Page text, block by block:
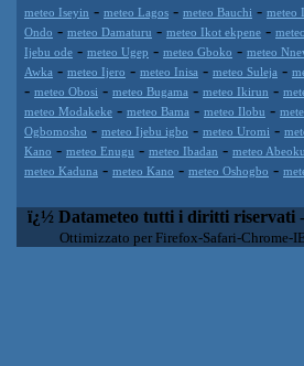
meteo Iseyin - meteo Lagos - meteo Bauchi - meteo
Ondo - meteo Damaturu - meteo Ikot ekpene -
Ijebu ode - meteo Ugep - meteo Gboko - meteo
Awka - meteo Ijero - meteo Inisa - meteo Suleja -
- meteo Obosi - meteo Bugama - meteo Ikirun -
meteo Modakeke - meteo Bama - meteo Ilobu -
Ogbomosho - meteo Ijebu igbo - meteo Uromi -
Kano - meteo Enugu - meteo Ibadan - meteo
meteo Kaduna - meteo Kano - meteo Oshogbo -
ï¿½ Datameteo tutti i diritti riservati
Ottimizzato per Firefox-Safari-Chrome-